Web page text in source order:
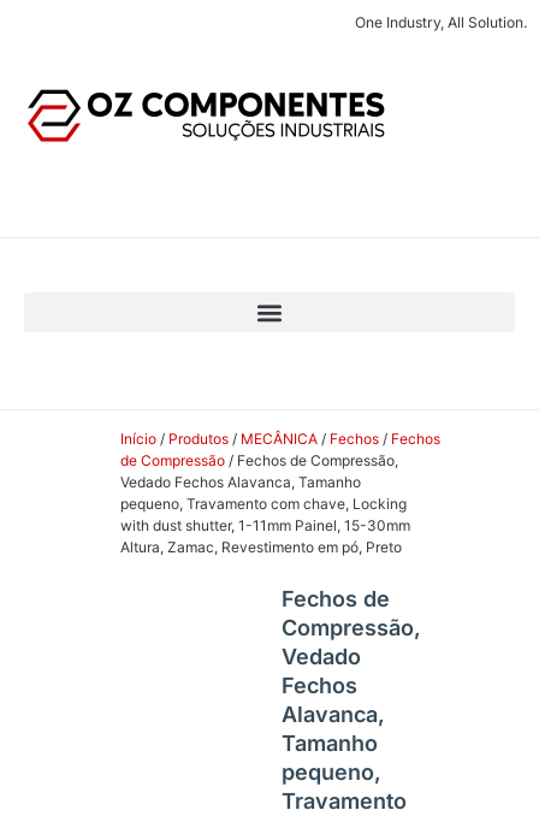
One Industry, All Solution.
Início / Produtos / MECÂNICA / Fechos / Fechos
de Compressão / Fechos de Compressão,
Vedado Fechos Alavanca, Tamanho
pequeno, Travamento com chave, Locking
with dust shutter, 1-11mm Painel, 15-30mm
Altura, Zamac, Revestimento em pó, Preto
Fechos de
Compressão,
Vedado
Fechos
Alavanca,
Tamanho
pequeno,
Travamento